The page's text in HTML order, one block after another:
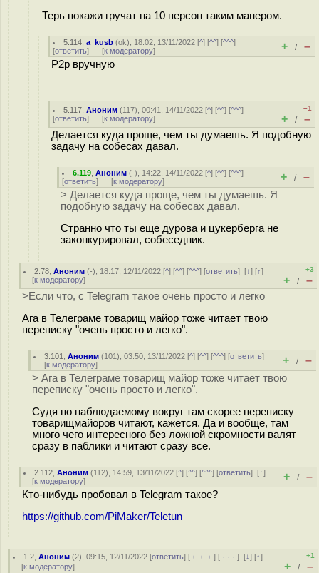
Терь покажи гручат на 10 персон таким манером.
5.114 ,a_kusb (ok), 18:02, 13/11/2022 [^] [^^] [^^^]
[ответить] [к модератору] + / –
P2p вручную
5.117 ,Аноним (117), 00:41, 14/11/2022 [^] [^^] [^^^]
[ответить] [к модератору]
–1
+ / –
Делается куда проще, чем ты думаешь. Я подобную
задачу на собесах давал.
6.119 ,Аноним (-), 14:22, 14/11/2022 [^] [^^] [^^^]
[ответить] [к модератору] + / –
> Делается куда проще, чем ты думаешь. Я
подобную задачу на собесах давал.
Странно что ты еще дурова и цукерберга не
законкурировал, собеседник.
2.78 ,Аноним (-), 18:17, 12/11/2022 [^] [^^] [^^^] [ответить][↓] [↑]
[к модератору]
+3
+ / –
>Если что, с Telegram такое очень просто и легко
Ага в Телеграме товарищ майор тоже читает твою
переписку "очень просто и легко".
3.101 ,Аноним (101), 03:50, 13/11/2022 [^] [^^] [^^^] [ответить]
[к модератору] + / –
> Ага в Телеграме товарищ майор тоже читает твою
переписку "очень просто и легко".
Судя по наблюдаемому вокруг там скорее переписку
товарищмайоров читают, кажется. Да и вообще, там
много чего интересного без ложной скромности валят
сразу в паблики и читают сразу все.
2.112 ,Аноним (112), 14:59, 13/11/2022 [^] [^^] [^^^] [ответить][↑]
[к модератору] + / –
Кто-нибудь пробовал в Telegram такое?
https://github.com/PiMaker/Teletun
1.2 ,Аноним (2), 09:15, 12/11/2022 [ответить] [ ﹢﹢﹢] [ · · ·][↓] [↑]
[к модератору]
+1
+ / –